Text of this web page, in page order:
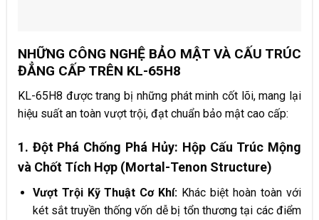
NHỮNG CÔNG NGHỆ BẢO MẬT VÀ CẤU TRÚC
ĐẲNG CẤP TRÊN KL-65H8
KL-65H8 được trang bị những phát minh cốt lõi, mang lại
hiệu suất an toàn vượt trội, đạt chuẩn bảo mật cao cấp:
1. Đột Phá Chống Phá Hủy: Hộp Cấu Trúc Mộng
và Chốt Tích Hợp (Mortal-Tenon Structure)
Vượt Trội Kỹ Thuật Cơ Khí: Khác biệt hoàn toàn với
két sắt truyền thống vốn dễ bị tổn thương tại các điểm